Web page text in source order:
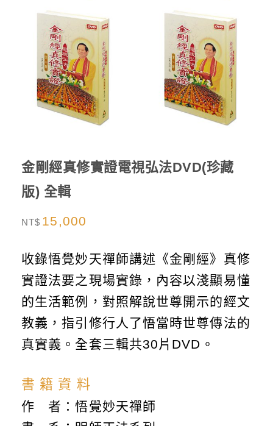
金剛經真修實證電視弘法DVD(珍藏
版) 全輯
NT$ 15,000
收錄悟覺妙天禪師講述《金剛經》真修
實證法要之現場實錄，內容以淺顯易懂
的生活範例，對照解說世尊開示的經文
教義，指引修行人了悟當時世尊傳法的
真實義。全套三輯共30片DVD。
書 籍 資 料
作 者：悟覺妙天禪師